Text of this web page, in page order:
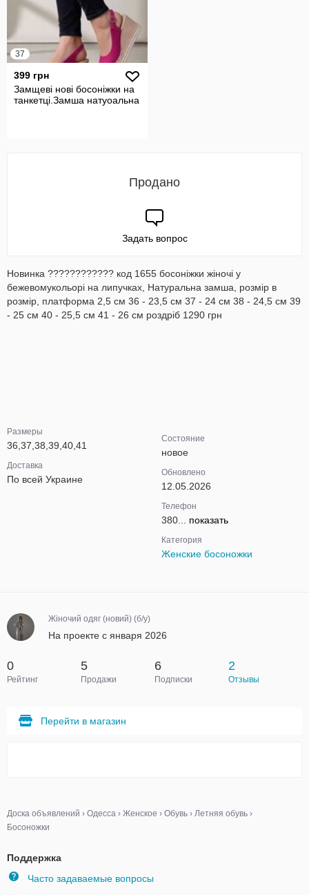
37
399 грн
Замщеві нові босоніжки на
танкетці.Замша натуоальна
Продано
Задать вопрос
Новинка ???????????? код 1655 босоніжки жіночі у
бежевомукольорі на липучках, Натуральна замша, розмір в
розмір, платформа 2,5 см 36 - 23,5 см 37 - 24 см 38 - 24,5 см 39
- 25 см 40 - 25,5 см 41 - 26 см роздріб 1290 грн
Размеры
36,37,38,39,40,41
Доставка
По всей Украине
Состояние
новое
Обновлено
12.05.2026
Телефон
380... показать
Категория
Женские босоножки
Жіночий одяг (новий) (б/у)
На проекте с января 2026
0
Рейтинг
5
Продажи
6
Подписки
2
Отзывы
Перейти в магазин
Доска объявлений › Одесса › Женское › Обувь › Летняя обувь ›
Босоножки
Поддержка
Часто задаваемые вопросы